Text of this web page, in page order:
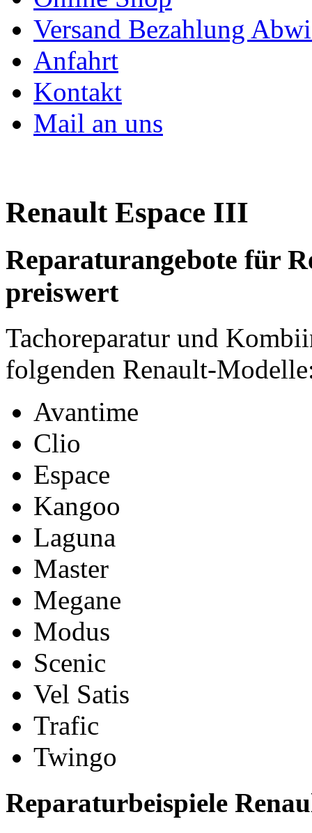
Versand Bezahlung
Anfahrt
Kontakt
Mail an uns
Renault Espace III
Reparaturangebote für
preiswert
Tachoreparatur und
folgenden Renault-
Avantime
Clio
Espace
Kangoo
Laguna
Master
Megane
Modus
Scenic
Vel Satis
Trafic
Twingo
Reparaturbeispiele